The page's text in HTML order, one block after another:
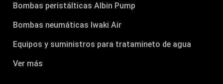
Bombas peristálticas Albin Pump
Bombas neumáticas Iwaki Air
Equipos y suministros para tratamineto de agua
Ver más